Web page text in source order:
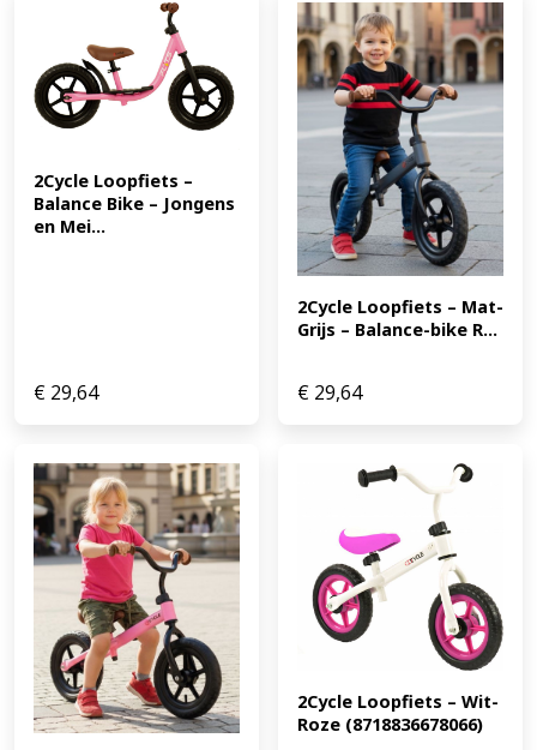
2Cycle Loopfiets –
Balance Bike – Jongens
en Mei...
€ 29,64
2Cycle Loopfiets – Mat-
Grijs – Balance-bike R...
€ 29,64
2Cycle Loopfiets – Wit-
Roze (8718836678066)